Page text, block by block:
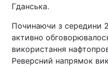
Гданська.
Починаючи з середини
активно
використання
Реверсний напрямок